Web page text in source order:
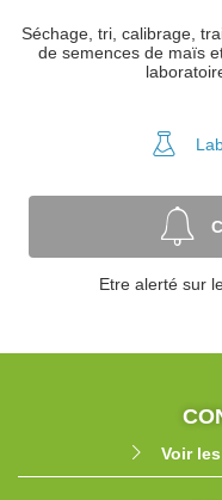
Séchage, tri, calibrage,
de semences de maïs
Etre alerté sur
Voir